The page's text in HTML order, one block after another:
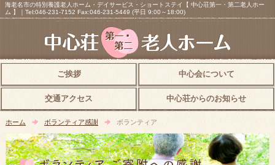
海老名市の特別養護老人ホーム・デイサービス・ショートステイ【 中心荘第一・第二老人ホー
ム 】｜Tel:046-231-7152 Fax:046-231-5449 (平日 9:00～18:00)
ご挨拶 中心会について
交通アクセス 中心荘からのお知らせ
ホーム ボランティア感謝 ボランティア